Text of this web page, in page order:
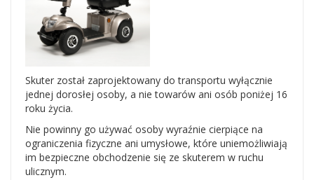
Skuter został zaprojektowany do transportu wyłącznie
jednej dorosłej osoby, a nie towarów ani osób poniżej 16
roku życia.
Nie powinny go używać osoby wyraźnie cierpiące na
ograniczenia fizyczne ani umysłowe, które uniemożliwiają
im bezpieczne obchodzenie się ze skuterem w ruchu
ulicznym.